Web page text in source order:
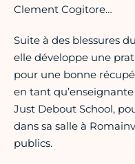
Clement Cogitore…
Suite à des blessures
elle développe une
pour une bonne
en tant qu’enseignante
Just Debout School,
dans sa salle à
publics.